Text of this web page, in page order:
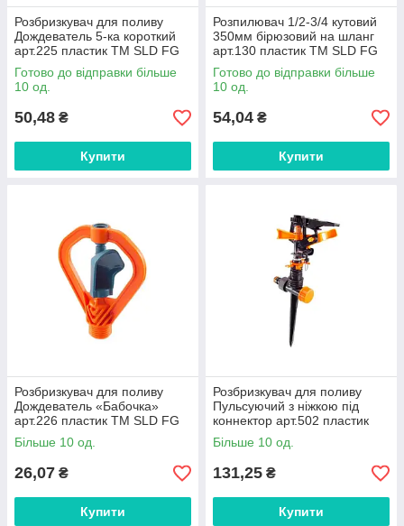
Розбризкувач для поливу
Дождеватель 5-ка короткий
арт.225 пластик ТМ SLD FG
Готово до відправки більше
10 од.
50,48 ₴
Купити
Розпилювач 1/2-3/4 кутовий
350мм бірюзовий на шланг
арт.130 пластик ТМ SLD FG
Готово до відправки більше
10 од.
54,04 ₴
Купити
Розбризкувач для поливу
Дождеватель «Бабочка»
арт.226 пластик ТМ SLD FG
Більше 10 од.
26,07 ₴
Купити
Розбризкувач для поливу
Пульсуючий з ніжкою під
коннектор арт.502 пластик
ТМ SLD FG
Більше 10 од.
131,25 ₴
Купити